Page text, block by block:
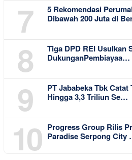
7
5 Rekomendasi
Dibawah 200 Juta di
8
Tiga DPD REI Usulkan
DukunganPembiayaa…
9
PT Jababeka Tbk
Hingga 3,3 Triliun Se…
10
Progress Group Rilis
Paradise Serpong City